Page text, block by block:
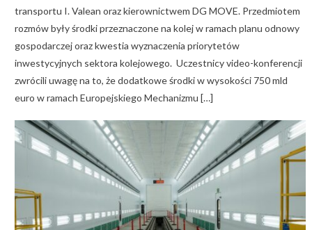
transportu I. Valean oraz kierownictwem DG MOVE. Przedmiotem
rozmów były środki przeznaczone na kolej w ramach planu odnowy
gospodarczej oraz kwestia wyznaczenia priorytetów
inwestycyjnych sektora kolejowego. Uczestnicy video-konferencji
zwrócili uwagę na to, że dodatkowe środki w wysokości 750 mld
euro w ramach Europejskiego Mechanizmu […]